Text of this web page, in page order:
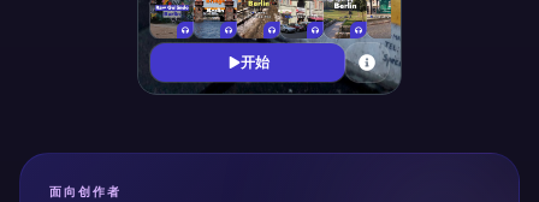
开始
面向创作者